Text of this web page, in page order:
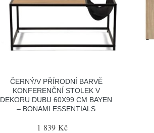
ČERNÝ/V PŘÍRODNÍ BARVĚ
KONFERENČNÍ STOLEK V
DEKORU DUBU 60X99 CM BAYEN
– BONAMI ESSENTIALS
1 839 Kč